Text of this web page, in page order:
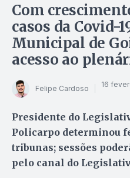
Com
casos da Covid-
Municipal de
acesso ao
Felipe Cardoso 16
Presidente do
Policarpo determinou
tribunas; sessões
pelo canal do